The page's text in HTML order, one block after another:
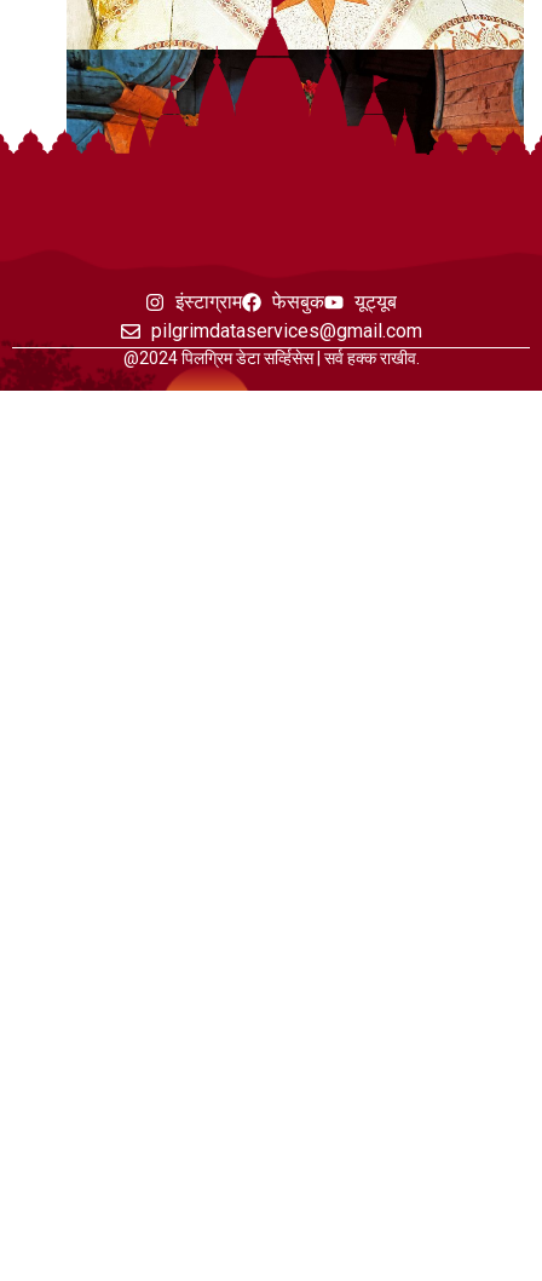
इंस्टाग्राम फेसबुक
यूट्यूब
pilgrimdataservices@gmail.com
@2024 पिलग्रिम डेटा सर्व्हिसेस | सर्व हक्क राखीव.